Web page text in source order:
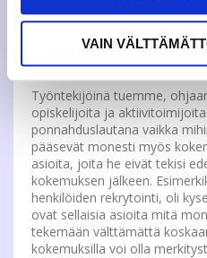
VAIN
opiskelija-aktiivien tukena
vastaavat mm.
Työntekijöinä tuemme,
opiskelijoita ja
ponnahduslautana vaikka
pääsevät monesti myös
asioita, joita he eivät tekisi
kokemuksen jälkeen.
henkilöiden rekrytointi, oli
ovat sellaisia asioita mitä
tekemään välttämättä
kokemuksilla voi olla